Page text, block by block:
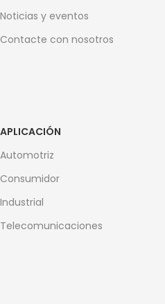
Noticias y eventos
Contacte con nosotros
APLICACIÓN
Automotriz
Consumidor
Industrial
Telecomunicaciones